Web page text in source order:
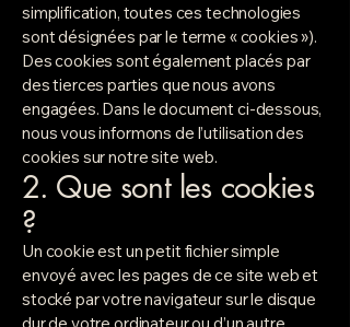
simplification, toutes ces technologies
sont désignées par le terme « cookies »).
Des cookies sont également placés par
des tierces parties que nous avons
engagées. Dans le document ci-dessous,
nous vous informons de l’utilisation des
cookies sur notre site web.
2. Que sont les cookies
?
Un cookie est un petit fichier simple
envoyé avec les pages de ce site web et
stocké par votre navigateur sur le disque